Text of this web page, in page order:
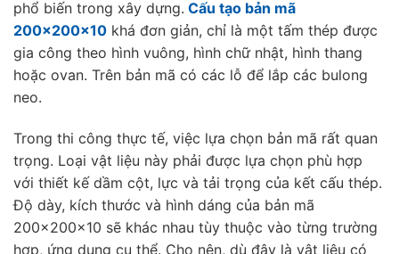
phổ biến trong xây dựng. Cấu tạo bản mã
200x200x10 khá đơn giản, chỉ là một tấm thép được
gia công theo hình vuông, hình chữ nhật, hình thang
hoặc ovan. Trên bản mã có các lỗ để lắp các bulong
neo.
Trong thi công thực tế, việc lựa chọn bản mã rất quan
trọng. Loại vật liệu này phải được lựa chọn phù hợp
với thiết kế dầm cột, lực và tải trọng của kết cấu thép.
Độ dày, kích thước và hình dáng của bản mã
200x200x10 sẽ khác nhau tùy thuộc vào từng trường
hợp, ứng dụng cụ thể. Cho nên, dù đây là vật liệu có